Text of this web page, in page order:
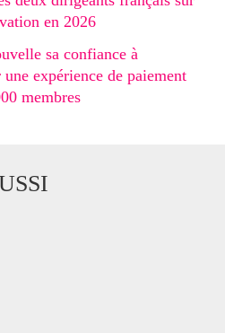
en 2026
sa confiance à
expérience de paiement
membres